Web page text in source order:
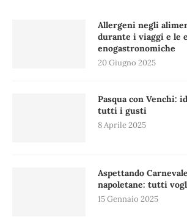
Allergeni negli
durante i viaggi e le
enogastronomiche
20 Giugno 2025
Pasqua con Venchi:
tutti i gusti
8 Aprile 2025
Aspettando
napoletane: tutti
15 Gennaio 2025